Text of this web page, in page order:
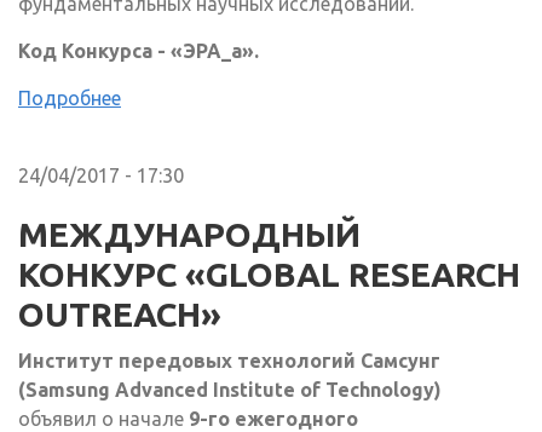
Код Конкурса - «ЭРА_а».
Подробнее
24/04/2017 - 17:30
МЕЖДУНАРОДНЫЙ
КОНКУРС «GLOBAL RESEARCH
OUTREACH»
Институт передовых технологий Самсунг
(Samsung Advanced Institute of Technology)
объявил о начале 9-го ежегодного